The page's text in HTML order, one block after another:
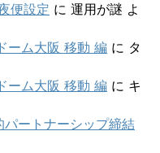
便設定 に 運用が謎 よ
ーム大阪 移動 編 に タ
ーム大阪 移動 編 に キ
ートナーシップ締結